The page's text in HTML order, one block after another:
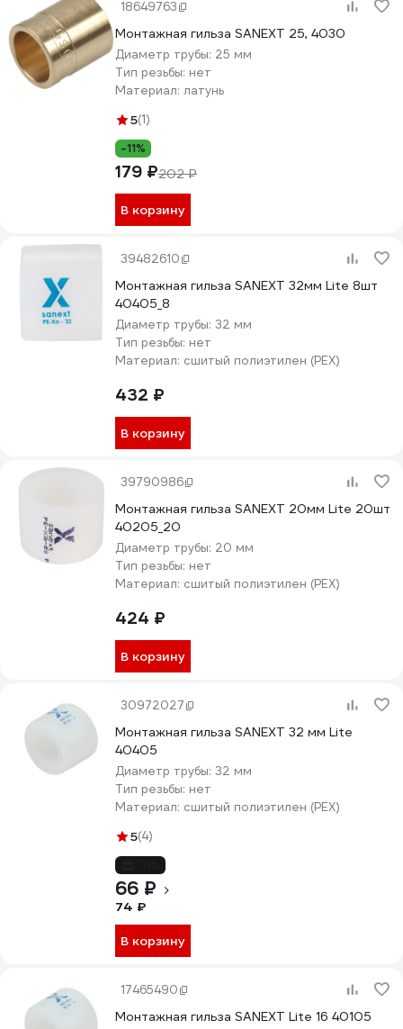
18649763
Монтажная гильза SANEXT 25, 4030
Диаметр трубы: 25 мм
Тип резьбы: нет
Материал: латунь
5(1)
-11%
179 ₽202 ₽
В корзину
39482610
Монтажная гильза SANEXT 32мм Lite 8шт
40405_8
Диаметр трубы: 32 мм
Тип резьбы: нет
Материал: сшитый полиэтилен (PEX)
432 ₽
В корзину
39790986
Монтажная гильза SANEXT 20мм Lite 20шт
40205_20
Диаметр трубы: 20 мм
Тип резьбы: нет
Материал: сшитый полиэтилен (PEX)
424 ₽
В корзину
30972027
Монтажная гильза SANEXT 32 мм Lite
40405
Диаметр трубы: 32 мм
Тип резьбы: нет
Материал: сшитый полиэтилен (PEX)
5(4)
66 ₽
74 ₽
В корзину
17465490
Монтажная гильза SANEXT Lite 16 40105